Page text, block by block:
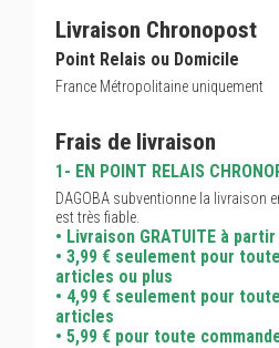
Livraison Chronopost
Point Relais ou Domicile
France Métropolitaine uniquement
Frais de livraison
1- EN POINT RELAIS
DAGOBA subventionne la livraison
est très fiable.
• Livraison GRATUITE à
• 3,99 € seulement pour
articles ou plus
• 4,99 € seulement pour
articles
• 5,99 € pour toute